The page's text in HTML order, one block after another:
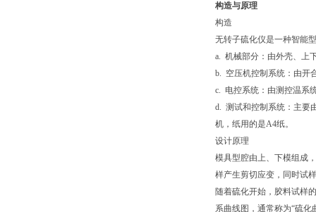
构造与原理
构造
无转子硫化仪是一种智能
a. 机械部分：由外壳、上
b. 空压机控制系统：由开
c. 电控系统：由测控温系
d. 测试和控制系统：主要
机，纸用的是A4纸。
设计原理
模具型腔由上、下模组成
样产生剪切应变，同时试
随着硫化开始，胶料试样
系曲线图，通常称为“硫